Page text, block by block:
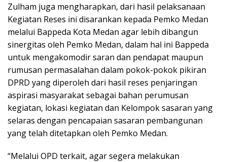
Zulham juga mengharapkan, dari hasil pelaksanaan
Kegiatan Reses ini disarankan kepada Pemko Medan
melalui Bappeda Kota Medan agar lebih dibangun
sinergitas oleh Pemko Medan, dalam hal ini Bappeda
untuk mengakomodir saran dan pendapat maupun
rumusan permasalahan dalam pokok-pokok pikiran
DPRD yang diperoleh dari hasil reses penjaringan
aspirasi masyarakat sebagai bahan perumusan
kegiatan, lokasi kegiatan dan Kelompok sasaran yang
selaras dengan pencapaian sasaran pembangunan
yang telah ditetapkan oleh Pemko Medan.
“Melalui OPD terkait, agar segera melakukan